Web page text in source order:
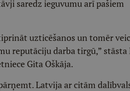
saredz ieguvumu arī pašiem
uzticēšanos un tomēr
reputāciju darba tirgū,” stāsta
Gita Oškāja.
Latvija ar citām